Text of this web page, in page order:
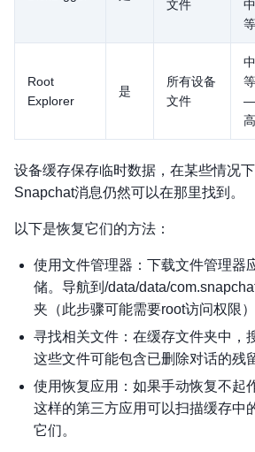
文件
中
等
Root
Explorer
是
所有设备
文件
中
等
—
高
设备缓存保存临时数据，在某些情况
Snapchat消息仍然可以在那里找到。
以下是恢复它们的方法：
使用文件管理器：下载文件管理器
储。导航到/data/data/
夹（此步骤可能需要root访问权限）
寻找相关文件：在缓存文件夹中，
这些文件可能包含已删除对话的残
使用恢复应用：如果手动恢复不起
这样的第三方应用可以扫描缓存中
它们。